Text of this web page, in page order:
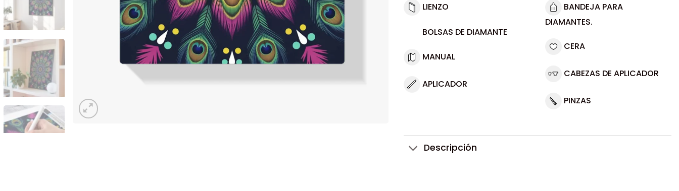
LIENZO
BOLSAS DE DIAMANTE
MANUAL
APLICADOR
BANDEJA PARA
DIAMANTES.
CERA
CABEZAS DE APLICADOR
PINZAS
Descripción